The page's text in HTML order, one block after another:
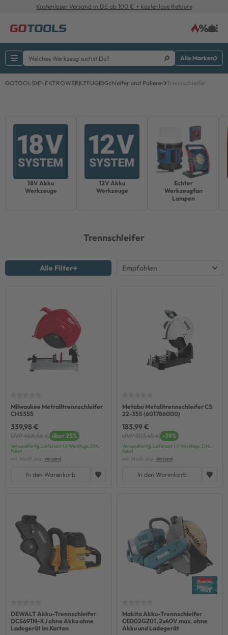
Kostenloser Versand in DE ab 100 € + kostenlose Retoure
Alle Marken
GOTOOLS ELEKTROWERKZEUGE Schleifer und Polierer Trennschleifer
18V Akku
Werkzeuge
12V Akku
Werkzeuge
Echter
Werkzeugfan
Lampen
Trennschleifer
Alle Filter
Milwaukee Metralltrennschleifer
CHS355
339,98 €
UVP 468,86 € über 25%
Versandfertig, Lieferzeit 1-3 Werktage, DHL-
Paket
inkl. MwSt. zzgl. Versand
In den Warenkorb
Metabo Metalltrennschleifer CS
22-355 (601786000)
183,99 €
UVP 303,45 € -39%
Versandfertig, Lieferzeit 1-3 Werktage, DHL-
Paket
inkl. MwSt. zzgl. Versand
In den Warenkorb
DEWALT Akku-Trennschleifer
DCS691N-XJ ohne Akku ohne
Ladegerät im Karton
Makita Akku-Trennschleifer
CE002GZ01, 2x40V max. ohne
Akku und Ladegerät